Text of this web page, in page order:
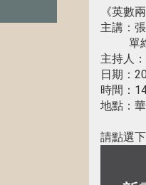
《英數
主講：
單維
主持人
日期：
時間：
地點：
請點選